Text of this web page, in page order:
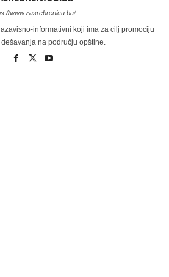
www.zasrebrenicu.ba/
informativni koji ima za cilj promociju
na području opštine.